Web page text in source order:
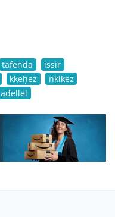
tafenda
issir
kkeḥez
nkikez
adellel